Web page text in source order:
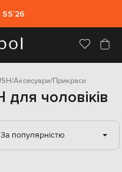
Аксесуари Прикраси
чоловіків
За популярністю